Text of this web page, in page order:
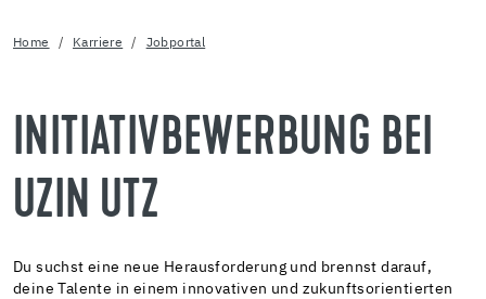
Home Karriere Jobportal
INITIATIVBEWERBUNG BEI
UZIN UTZ
Du suchst eine neue Herausforderung und brennst darauf,
deine Talente in einem innovativen und zukunftsorientierten